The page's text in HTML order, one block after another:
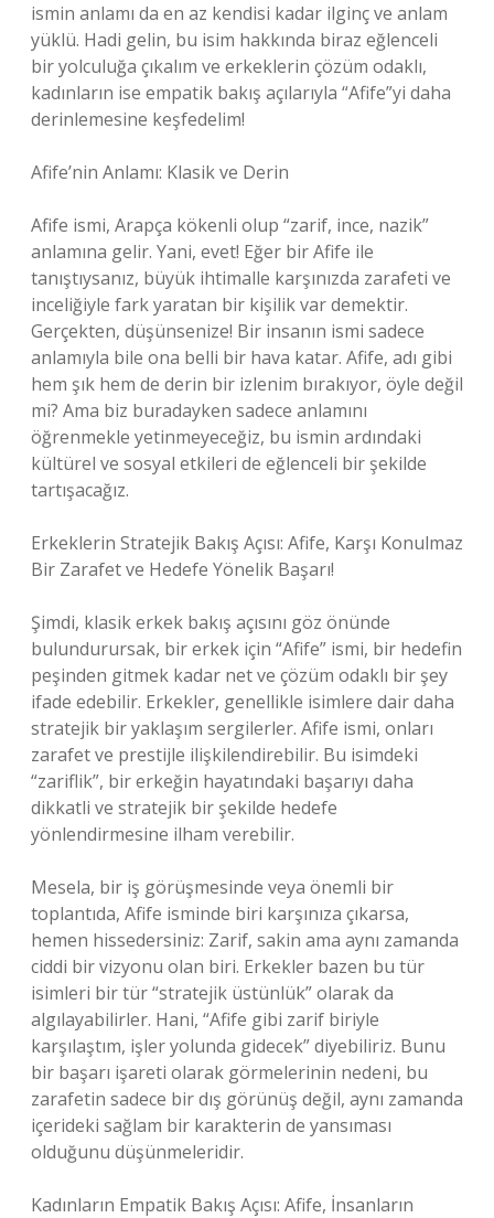
ismin anlamı da en az kendisi kadar ilginç ve anlam
yüklü. Hadi gelin, bu isim hakkında biraz eğlenceli
bir yolculuğa çıkalım ve erkeklerin çözüm odaklı,
kadınların ise empatik bakış açılarıyla “Afife”yi daha
derinlemesine keşfedelim!
Afife’nin Anlamı: Klasik ve Derin
Afife ismi, Arapça kökenli olup “zarif, ince, nazik”
anlamına gelir. Yani, evet! Eğer bir Afife ile
tanıştıysanız, büyük ihtimalle karşınızda zarafeti ve
inceliğiyle fark yaratan bir kişilik var demektir.
Gerçekten, düşünsenize! Bir insanın ismi sadece
anlamıyla bile ona belli bir hava katar. Afife, adı gibi
hem şık hem de derin bir izlenim bırakıyor, öyle değil
mi? Ama biz buradayken sadece anlamını
öğrenmekle yetinmeyeceğiz, bu ismin ardındaki
kültürel ve sosyal etkileri de eğlenceli bir şekilde
tartışacağız.
Erkeklerin Stratejik Bakış Açısı: Afife, Karşı Konulmaz
Bir Zarafet ve Hedefe Yönelik Başarı!
Şimdi, klasik erkek bakış açısını göz önünde
bulundurursak, bir erkek için “Afife” ismi, bir hedefin
peşinden gitmek kadar net ve çözüm odaklı bir şey
ifade edebilir. Erkekler, genellikle isimlere dair daha
stratejik bir yaklaşım sergilerler. Afife ismi, onları
zarafet ve prestijle ilişkilendirebilir. Bu isimdeki
“zariflik”, bir erkeğin hayatındaki başarıyı daha
dikkatli ve stratejik bir şekilde hedefe
yönlendirmesine ilham verebilir.
Mesela, bir iş görüşmesinde veya önemli bir
toplantıda, Afife isminde biri karşınıza çıkarsa,
hemen hissedersiniz: Zarif, sakin ama aynı zamanda
ciddi bir vizyonu olan biri. Erkekler bazen bu tür
isimleri bir tür “stratejik üstünlük” olarak da
algılayabilirler. Hani, “Afife gibi zarif biriyle
karşılaştım, işler yolunda gidecek” diyebiliriz. Bunu
bir başarı işareti olarak görmelerinin nedeni, bu
zarafetin sadece bir dış görünüş değil, aynı zamanda
içerideki sağlam bir karakterin de yansıması
olduğunu düşünmeleridir.
Kadınların Empatik Bakış Açısı: Afife, İnsanların